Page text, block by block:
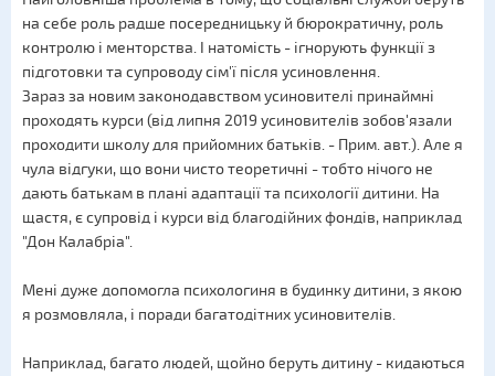
на себе роль радше посередницьку й бюрократичну, роль
контролю і менторства. І натомість - ігнорують функції з
підготовки та супроводу сім'ї після усиновлення.
Зараз за новим законодавством усиновителі принаймні
проходять курси (від липня 2019 усиновителів зобов'язали
проходити школу для прийомних батьків. - Прим. авт.). Але я
чула відгуки, що вони чисто теоретичні - тобто нічого не
дають батькам в плані адаптації та психології дитини. На
щастя, є супровід і курси від благодійних фондів, наприклад
"Дон Калабріа".
Мені дуже допомогла психологиня в будинку дитини, з якою
я розмовляла, і поради багатодітних усиновителів.
Наприклад, багато людей, щойно беруть дитину - кидаються